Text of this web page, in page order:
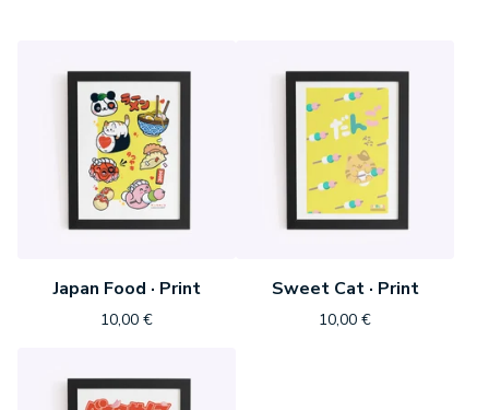
Japan Food · Print
10,00 €
Sweet Cat · Print
10,00 €